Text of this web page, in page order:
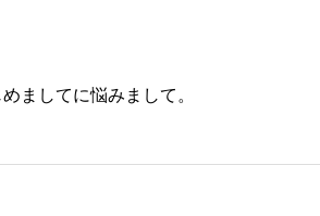
ましてに悩みまして。